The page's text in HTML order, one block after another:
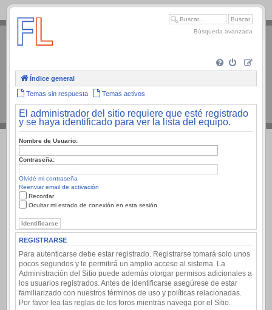
.
Búsqueda avanzada
Índice general
Temas sin respuesta Temas activos
El administrador del sitio requiere que esté registrado
y se haya identificado para ver la lista del equipo.
Nombre de Usuario:
Contraseña:
Olvidé mi contraseña
Reenviar email de activación
Recordar
Ocultar mi estado de conexión en esta sesión
REGISTRARSE
Para autenticarse debe estar registrado. Registrarse tomará solo unos
pocos segundos y le permitirá un amplio acceso al sistema. La
Administración del Sitio puede además otorgar permisos adicionales a
los usuarios registrados. Antes de identificarse asegúrese de estar
familiarizado con nuestros términos de uso y políticas relacionadas.
Por favor lea las reglas de los foros mientras navega por el Sitio.